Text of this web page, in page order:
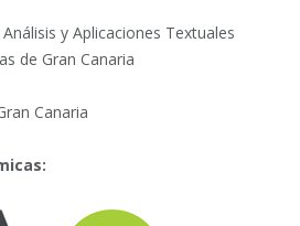
y Aplicaciones Textuales
de Gran Canaria
Canaria